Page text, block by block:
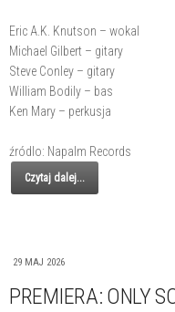
Eric A.K. Knutson – wokal
Michael Gilbert – gitary
Steve Conley – gitary
William Bodily – bas
Ken Mary – perkusja
źródlo: Napalm Records
Czytaj dalej...
29 MAJ 2026
PREMIERA: ONLY